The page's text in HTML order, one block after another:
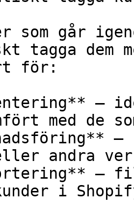
som går
tagga dem
för:
—
med de
—
andra
—
i